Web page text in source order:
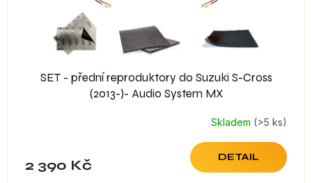
SET - přední reproduktory do Suzuki S-Cross
(2013-)- Audio System MX
Skladem (>5 ks)
2 390 Kč DETAIL